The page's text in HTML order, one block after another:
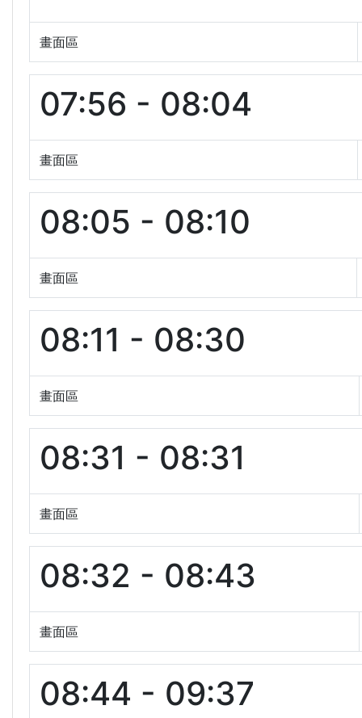
畫面區
07:56 - 08:04
畫面區
08:05 - 08:10
畫面區
08:11 - 08:30
畫面區
08:31 - 08:31
畫面區
08:32 - 08:43
畫面區
08:44 - 09:37